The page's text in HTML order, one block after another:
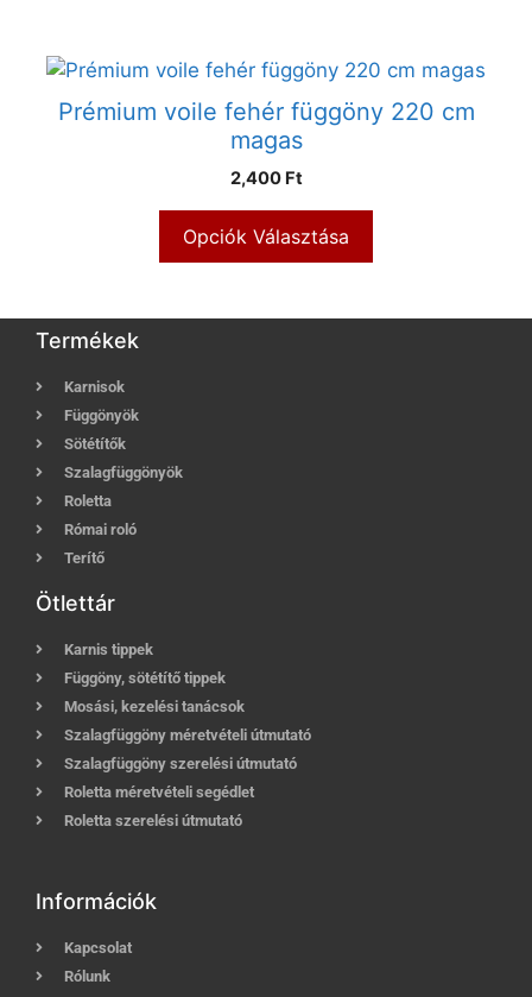
Prémium voile fehér függöny 220 cm
magas
2,400 Ft
Opciók Választása
Termékek
Karnisok
Függönyök
Sötétítők
Szalagfüggönyök
Roletta
Római roló
Terítő
Ötlettár
Karnis tippek
Függöny, sötétítő tippek
Mosási, kezelési tanácsok
Szalagfüggöny méretvételi útmutató
Szalagfüggöny szerelési útmutató
Roletta méretvételi segédlet
Roletta szerelési útmutató
Információk
Kapcsolat
Rólunk